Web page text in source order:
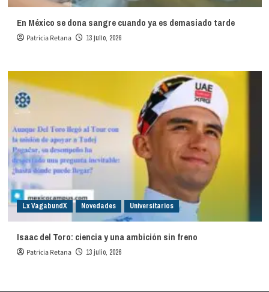
En México se dona sangre cuando ya es demasiado tarde
Patricia Retana 13 julio, 2026
Lx VagabundX Novedades Universitarios
Isaac del Toro: ciencia y una ambición sin freno
Patricia Retana 13 julio, 2026